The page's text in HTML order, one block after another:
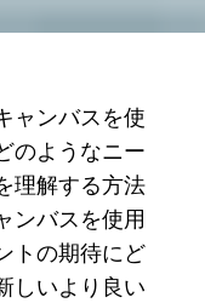
ャンバスを使
のようなニー
理解する方法
ンバスを使用
トの期待にど
しいより良い